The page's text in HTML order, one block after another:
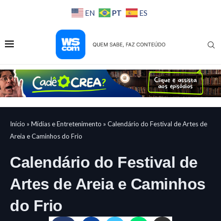
EN PT ES
Início » Mídias e Entretenimento » Calendário do Festival de Artes de
Areia e Caminhos do Frio
Calendário do Festival de
Artes de Areia e Caminhos
do Frio